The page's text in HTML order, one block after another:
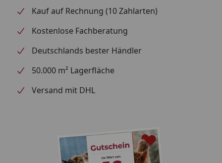
Kauf auf Rechnung (10 Zahlarten)
Kostenlose Fachberatung
Deutschlands bester Händler
50.000 m² Lagerfläche
Versand mit DHL